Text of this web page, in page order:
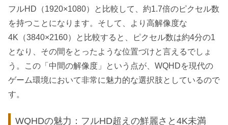
フルHD（1920×1080）と比較して、約1.7倍のピクセル数
を持つことになります。そして、より高解像度な
4K（3840×2160）と比較すると、ピクセル数は約4分の1
となり、その間をとったような位置づけと言えるでしょ
う。この「中間の解像度」という点が、WQHDを現代の
ゲーム環境において非常に魅力的な選択肢としているので
す。
WQHDの魅力：フルHD超えの鮮麗さと4K未満